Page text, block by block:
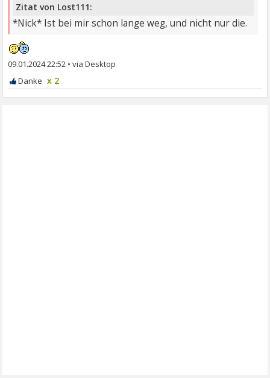
Zitat von Lost111:
*Nick* Ist bei mir schon lange weg, und nicht nur die.
09.01.2024 22:52 •
x 2